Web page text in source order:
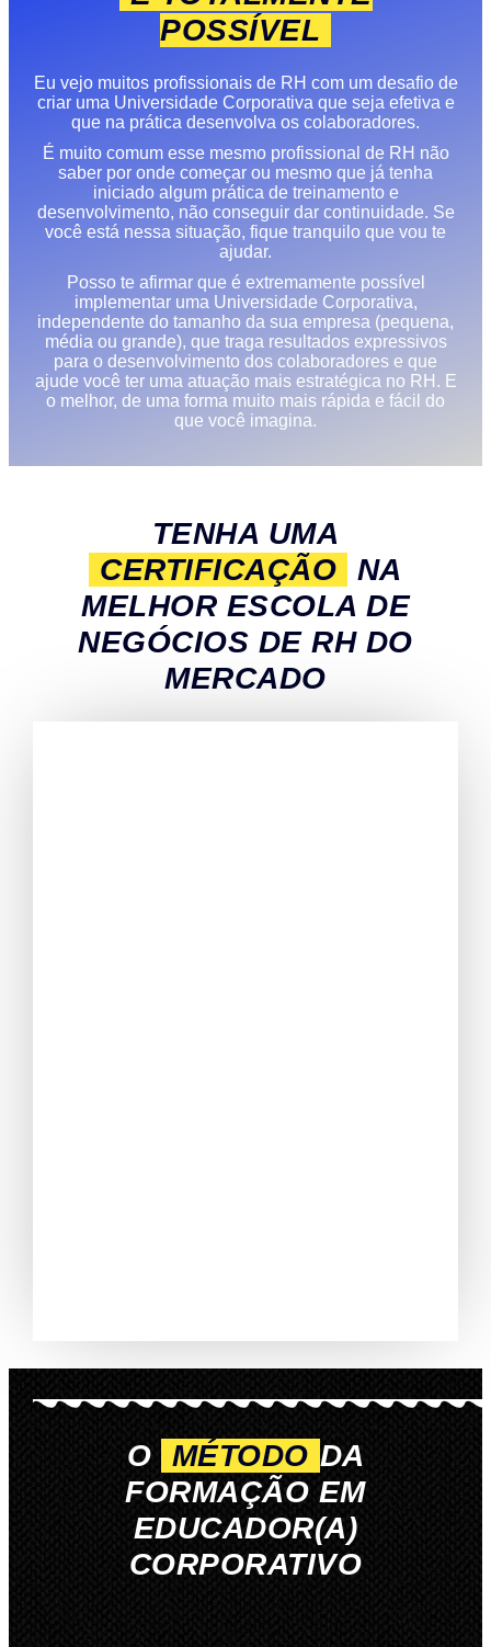
POSSÍVEL
Eu vejo muitos profissionais de RH com um desafio de
criar uma Universidade Corporativa que seja efetiva e
que na prática desenvolva os colaboradores.
É muito comum esse mesmo profissional de RH não
saber por onde começar ou mesmo que já tenha
iniciado algum prática de treinamento e
desenvolvimento, não conseguir dar continuidade. Se
você está nessa situação, fique tranquilo que vou te
ajudar.
Posso te afirmar que é extremamente possível
implementar uma Universidade Corporativa,
independente do tamanho da sua empresa (pequena,
média ou grande), que traga resultados expressivos
para o desenvolvimento dos colaboradores e que
ajude você ter uma atuação mais estratégica no RH. E
o melhor, de uma forma muito mais rápida e fácil do
que você imagina.
TENHA UMA
CERTIFICAÇÃO
NA
MELHOR ESCOLA DE
NEGÓCIOS DE RH DO
MERCADO
O MÉTODO DA
FORMAÇÃO EM
EDUCADOR(A)
CORPORATIVO